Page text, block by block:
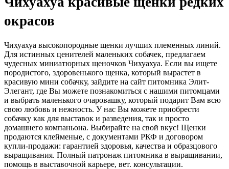
окрасов
Чихуахуа высокопородные щенки лучших племенных линий.
Для истинных ценителей маленьких собачек, предлагаем
чудесных миниатюрных щеночков Чихуахуа. Если вы ищете
породистого, здоровенького щенка, который вырастет в
красивую мини собачку, зайдите на сайт питомника Элит-
Элегант, где Вы можете познакомиться с нашими питомцами
и выбрать маленького очаровашку, который подарит Вам всю
свою любовь и нежность. У нас Вы можете приобрести
собачку как для выставок и разведения, так и просто
домашнего компаньона. Выбирайте на свой вкус! Щенки
продаются клейменые, с документами РКФ и договором
купли-продажи: гарантией здоровья, качества и образцового
выращивания. Полный патронаж питомника в выращивании,
помощь в выставочной карьере, вет. консультации.